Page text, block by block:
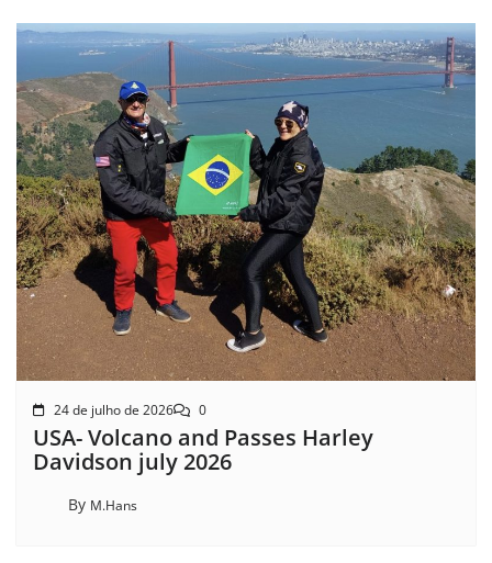
24 de julho de 2026 0
USA- Volcano and Passes Harley
Davidson july 2026
By M.Hans